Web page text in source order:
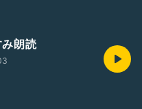
朗読